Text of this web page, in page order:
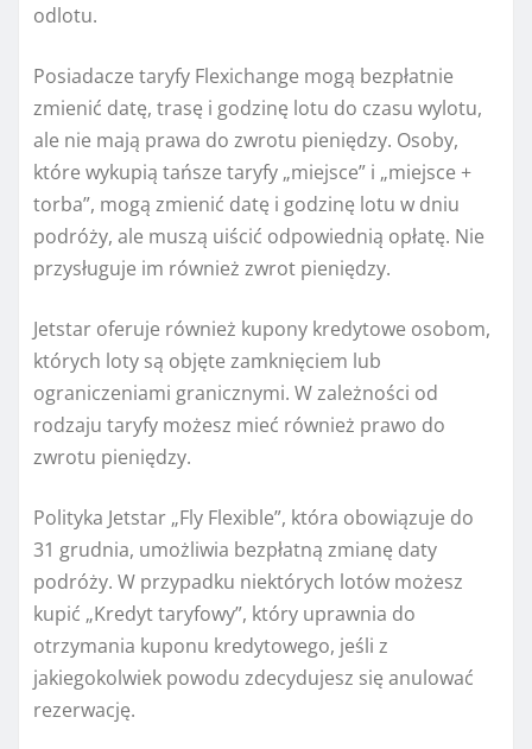
odlotu.
Posiadacze taryfy Flexichange mogą bezpłatnie
zmienić datę, trasę i godzinę lotu do czasu wylotu,
ale nie mają prawa do zwrotu pieniędzy. Osoby,
które wykupią tańsze taryfy „miejsce” i „miejsce +
torba”, mogą zmienić datę i godzinę lotu w dniu
podróży, ale muszą uiścić odpowiednią opłatę. Nie
przysługuje im również zwrot pieniędzy.
Jetstar oferuje również kupony kredytowe osobom,
których loty są objęte zamknięciem lub
ograniczeniami granicznymi. W zależności od
rodzaju taryfy możesz mieć również prawo do
zwrotu pieniędzy.
Polityka Jetstar „Fly Flexible”, która obowiązuje do
31 grudnia, umożliwia bezpłatną zmianę daty
podróży. W przypadku niektórych lotów możesz
kupić „Kredyt taryfowy”, który uprawnia do
otrzymania kuponu kredytowego, jeśli z
jakiegokolwiek powodu zdecydujesz się anulować
rezerwację.